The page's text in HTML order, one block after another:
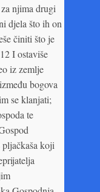
njima drugi
djela što ih on
činiti što je
I ostaviše
iz zemlje
bogova
se klanjati;
te
koji